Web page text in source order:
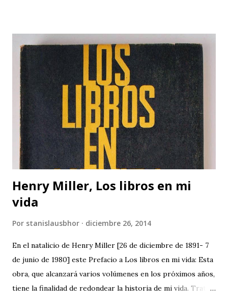
verdad me está pasando esto a mí?– mi imaginación me
presenta con un miedo creciente, es la misma necesidad la
que me abruma. Encontrar la frase que me dé la libertad y la
firmeza para hablar sin temblar, en este lugar donde me
han invitado esta noche. Esa frase, no necesito buscarla
muy lejos. Surge. En toda su nitidez, su violencia. Lapidaria.
Irrefragable. La escribí hace sesenta años en mi diario
íntimo. "Escribiré para vengar mi raza". Se hacía eco del
grito de Rimb...
Henry Miller, Los libros en mi
vida
Por stanislausbhor diciembre 26, 2014
En el natalicio de Henry Miller [26 de diciembre de 1891- 7
de junio de 1980] este Prefacio a Los libros en mi vida: Esta
obra, que alcanzará varios volúmenes en los próximos años,
tiene la finalidad de redondear la historia de mi vida. Trata